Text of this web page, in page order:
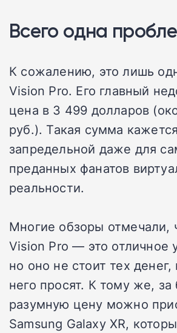
Всего одна
К сожалению, это лишь
Vision Pro. Его главный
цена в 3 499 долларов
руб.). Такая сумма кажется
запредельной даже для
преданных фанатов
реальности.
Многие обзоры отмечали,
Vision Pro — это отличное
но оно не стоит тех денег,
него просят. К тому же, за
разумную цену можно
Samsung Galaxy XR,